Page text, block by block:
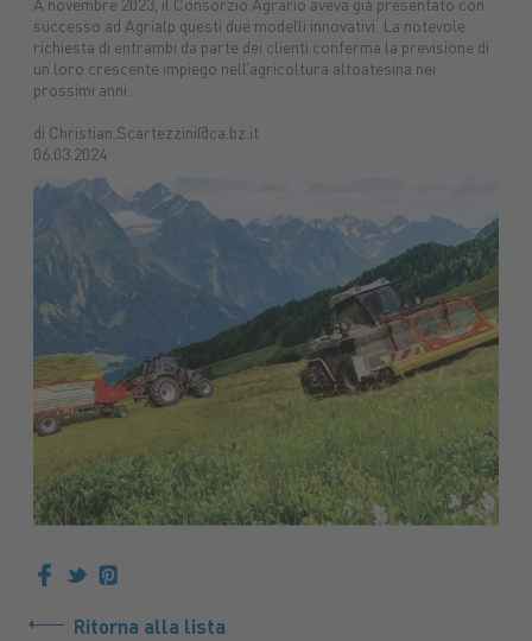
A novembre 2023, il Consorzio Agrario aveva già presentato con
successo ad Agrialp questi due modelli innovativi. La notevole
richiesta di entrambi da parte dei clienti conferma la previsione di
un loro crescente impiego nell’agricoltura altoatesina nei
prossimi anni.
di Christian.Scartezzini@ca.bz.it
06.03.2024
Ritorna alla lista